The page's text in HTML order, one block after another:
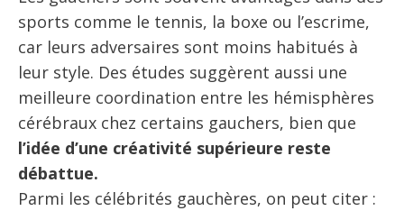
sports comme le tennis, la boxe ou l’escrime,
car leurs adversaires sont moins habitués à
leur style. Des études suggèrent aussi une
meilleure coordination entre les hémisphères
cérébraux chez certains gauchers, bien que
l’idée d’une créativité supérieure reste
débattue.
Parmi les célébrités gauchères, on peut citer :